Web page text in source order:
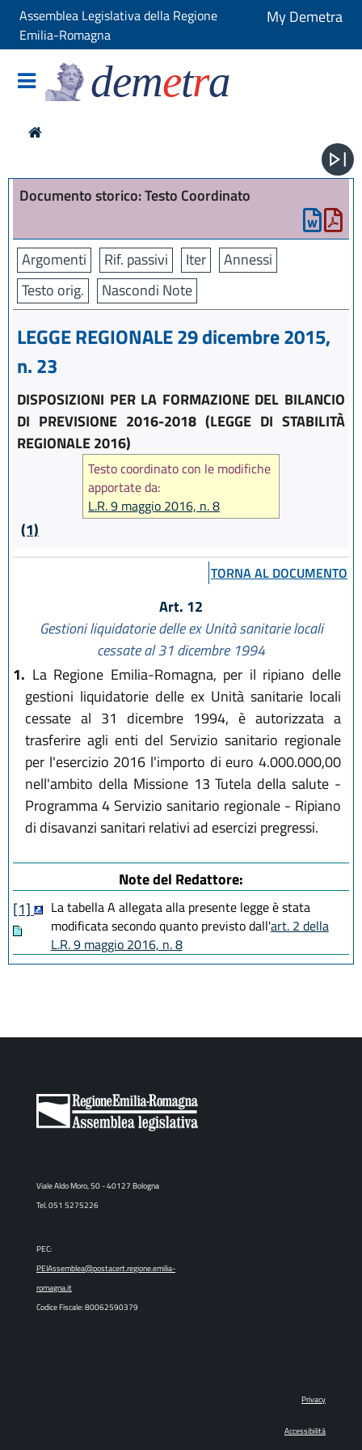
Assemblea Legislativa della Regione
Emilia-Romagna
My Demetra
demetra
Documento storico: Testo Coordinato
Argomenti Rif. passivi Iter
Annessi
Testo orig.
Nascondi Note
LEGGE REGIONALE 29 dicembre 2015,
n. 23
DISPOSIZIONI PER LA FORMAZIONE DEL BILANCIO
DI PREVISIONE 2016-2018 (LEGGE DI STABILITÀ
REGIONALE 2016)
Testo coordinato con le modifiche
apportate da:
L.R. 9 maggio 2016, n. 8
(1)
TORNA AL DOCUMENTO
Art. 12
Gestioni liquidatorie delle ex Unità sanitarie locali
cessate al 31 dicembre 1994
1. La Regione Emilia-Romagna, per il ripiano delle
gestioni liquidatorie delle ex Unità sanitarie locali
cessate al 31 dicembre 1994, è autorizzata a
trasferire agli enti del Servizio sanitario regionale
per l'esercizio 2016 l'importo di euro 4.000.000,00
nell'ambito della Missione 13 Tutela della salute -
Programma 4 Servizio sanitario regionale - Ripiano
di disavanzi sanitari relativi ad esercizi pregressi.
Note del Redattore:
[1]
La tabella A allegata alla presente legge è stata
modificata secondo quanto previsto dall'art. 2 della
L.R. 9 maggio 2016, n. 8
Viale Aldo Moro, 50 - 40127 Bologna
Tel. 051 5275226
PEC:
PEIAssemblea@postacert.regione.emilia-
romagna.it
Codice Fiscale: 80062590379
Privacy
Accessibilità